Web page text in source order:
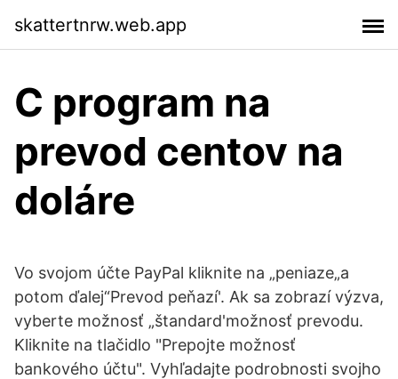
skattertnrw.web.app
C program na
prevod centov na
doláre
Vo svojom účte PayPal kliknite na „peniaze„a
potom ďalej“Prevod peňazí'. Ak sa zobrazí výzva,
vyberte možnosť „štandard'možnosť prevodu.
Kliknite na tlačidlo "Prepojte možnosť
bankového účtu". Vyhľadajte podrobnosti svojho